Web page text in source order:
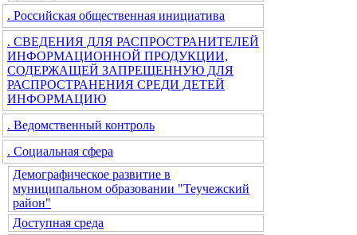
. Российская общественная инициатива
. СВЕДЕНИЯ ДЛЯ РАСПРОСТРАНИТЕЛЕЙ
ИНФОРМАЦИОННОЙ ПРОДУКЦИИ,
СОДЕРЖАЩЕЙ ЗАПРЕЩЕННУЮ ДЛЯ
РАСПРОСТРАНЕНИЯ СРЕДИ ДЕТЕЙ
ИНФОРМАЦИЮ
. Ведомственный контроль
. Социальная сфера
Демографическое развитие в
муниципальном образовании "Теучежский
район"
Доступная среда